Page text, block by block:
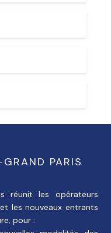
PARIS
réunit les opérateurs
les nouveaux entrants
pour :